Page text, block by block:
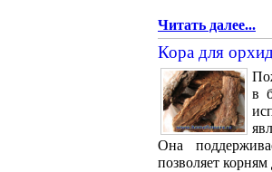
Читать далее...
Кора для
в
Она
позволяет